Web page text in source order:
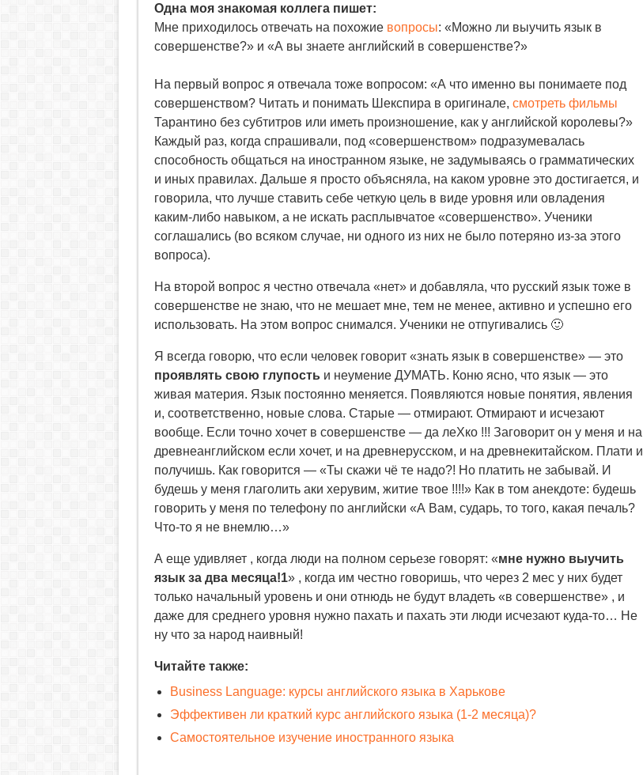
Одна моя знакомая коллега пишет:
Мне приходилось отвечать на похожие вопросы: «Можно ли выучить язык в
совершенстве?» и «А вы знаете английский в совершенстве?»
На первый вопрос я отвечала тоже вопросом: «А что именно вы понимаете под
совершенством? Читать и понимать Шекспира в оригинале, смотреть фильмы
Тарантино без субтитров или иметь произношение, как у английской королевы?»
Каждый раз, когда спрашивали, под «совершенством» подразумевалась
способность общаться на иностранном языке, не задумываясь о грамматических
и иных правилах. Дальше я просто объясняла, на каком уровне это достигается, и
говорила, что лучше ставить себе четкую цель в виде уровня или овладения
каким-либо навыком, а не искать расплывчатое «совершенство». Ученики
соглашались (во всяком случае, ни одного из них не было потеряно из-за этого
вопроса).
На второй вопрос я честно отвечала «нет» и добавляла, что русский язык тоже в
совершенстве не знаю, что не мешает мне, тем не менее, активно и успешно его
использовать. На этом вопрос снимался. Ученики не отпугивались 🙂
Я всегда говорю, что если человек говорит «знать язык в совершенстве» — это
проявлять свою глупостьи неумение ДУМАТЬ. Коню ясно, что язык — это
живая материя. Язык постоянно меняется. Появляются новые понятия, явления
и, соответственно, новые слова. Старые — отмирают. Отмирают и исчезают
вообще. Если точно хочет в совершенстве — да леХко !!! Заговорит он у меня и на
древнеанглийском если хочет, и на древнерусском, и на древнекитайском. Плати и
получишь. Как говорится — «Ты скажи чё те надо?! Но платить не забывай. И
будешь у меня глаголить аки херувим, житие твое !!!!» Как в том анекдоте: будешь
говорить у меня по телефону по английски «А Вам, сударь, то того, какая печаль?
Что-то я не внемлю…»
А еще удивляет , когда люди на полном серьезе говорят: «мне нужно выучить
язык за два месяца!1» , когда им честно говоришь, что через 2 мес у них будет
только начальный уровень и они отнюдь не будут владеть «в совершенстве» , и
даже для среднего уровня нужно пахать и пахать эти люди исчезают куда-то… Не
ну что за народ наивный!
Читайте также:
Business Language: курсы английского языка в Харькове
Эффективен ли краткий курс английского языка (1-2 месяца)?
Самостоятельное изучение иностранного языка